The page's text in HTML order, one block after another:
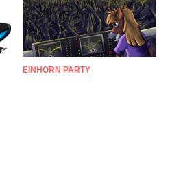
EINHORN PARTY